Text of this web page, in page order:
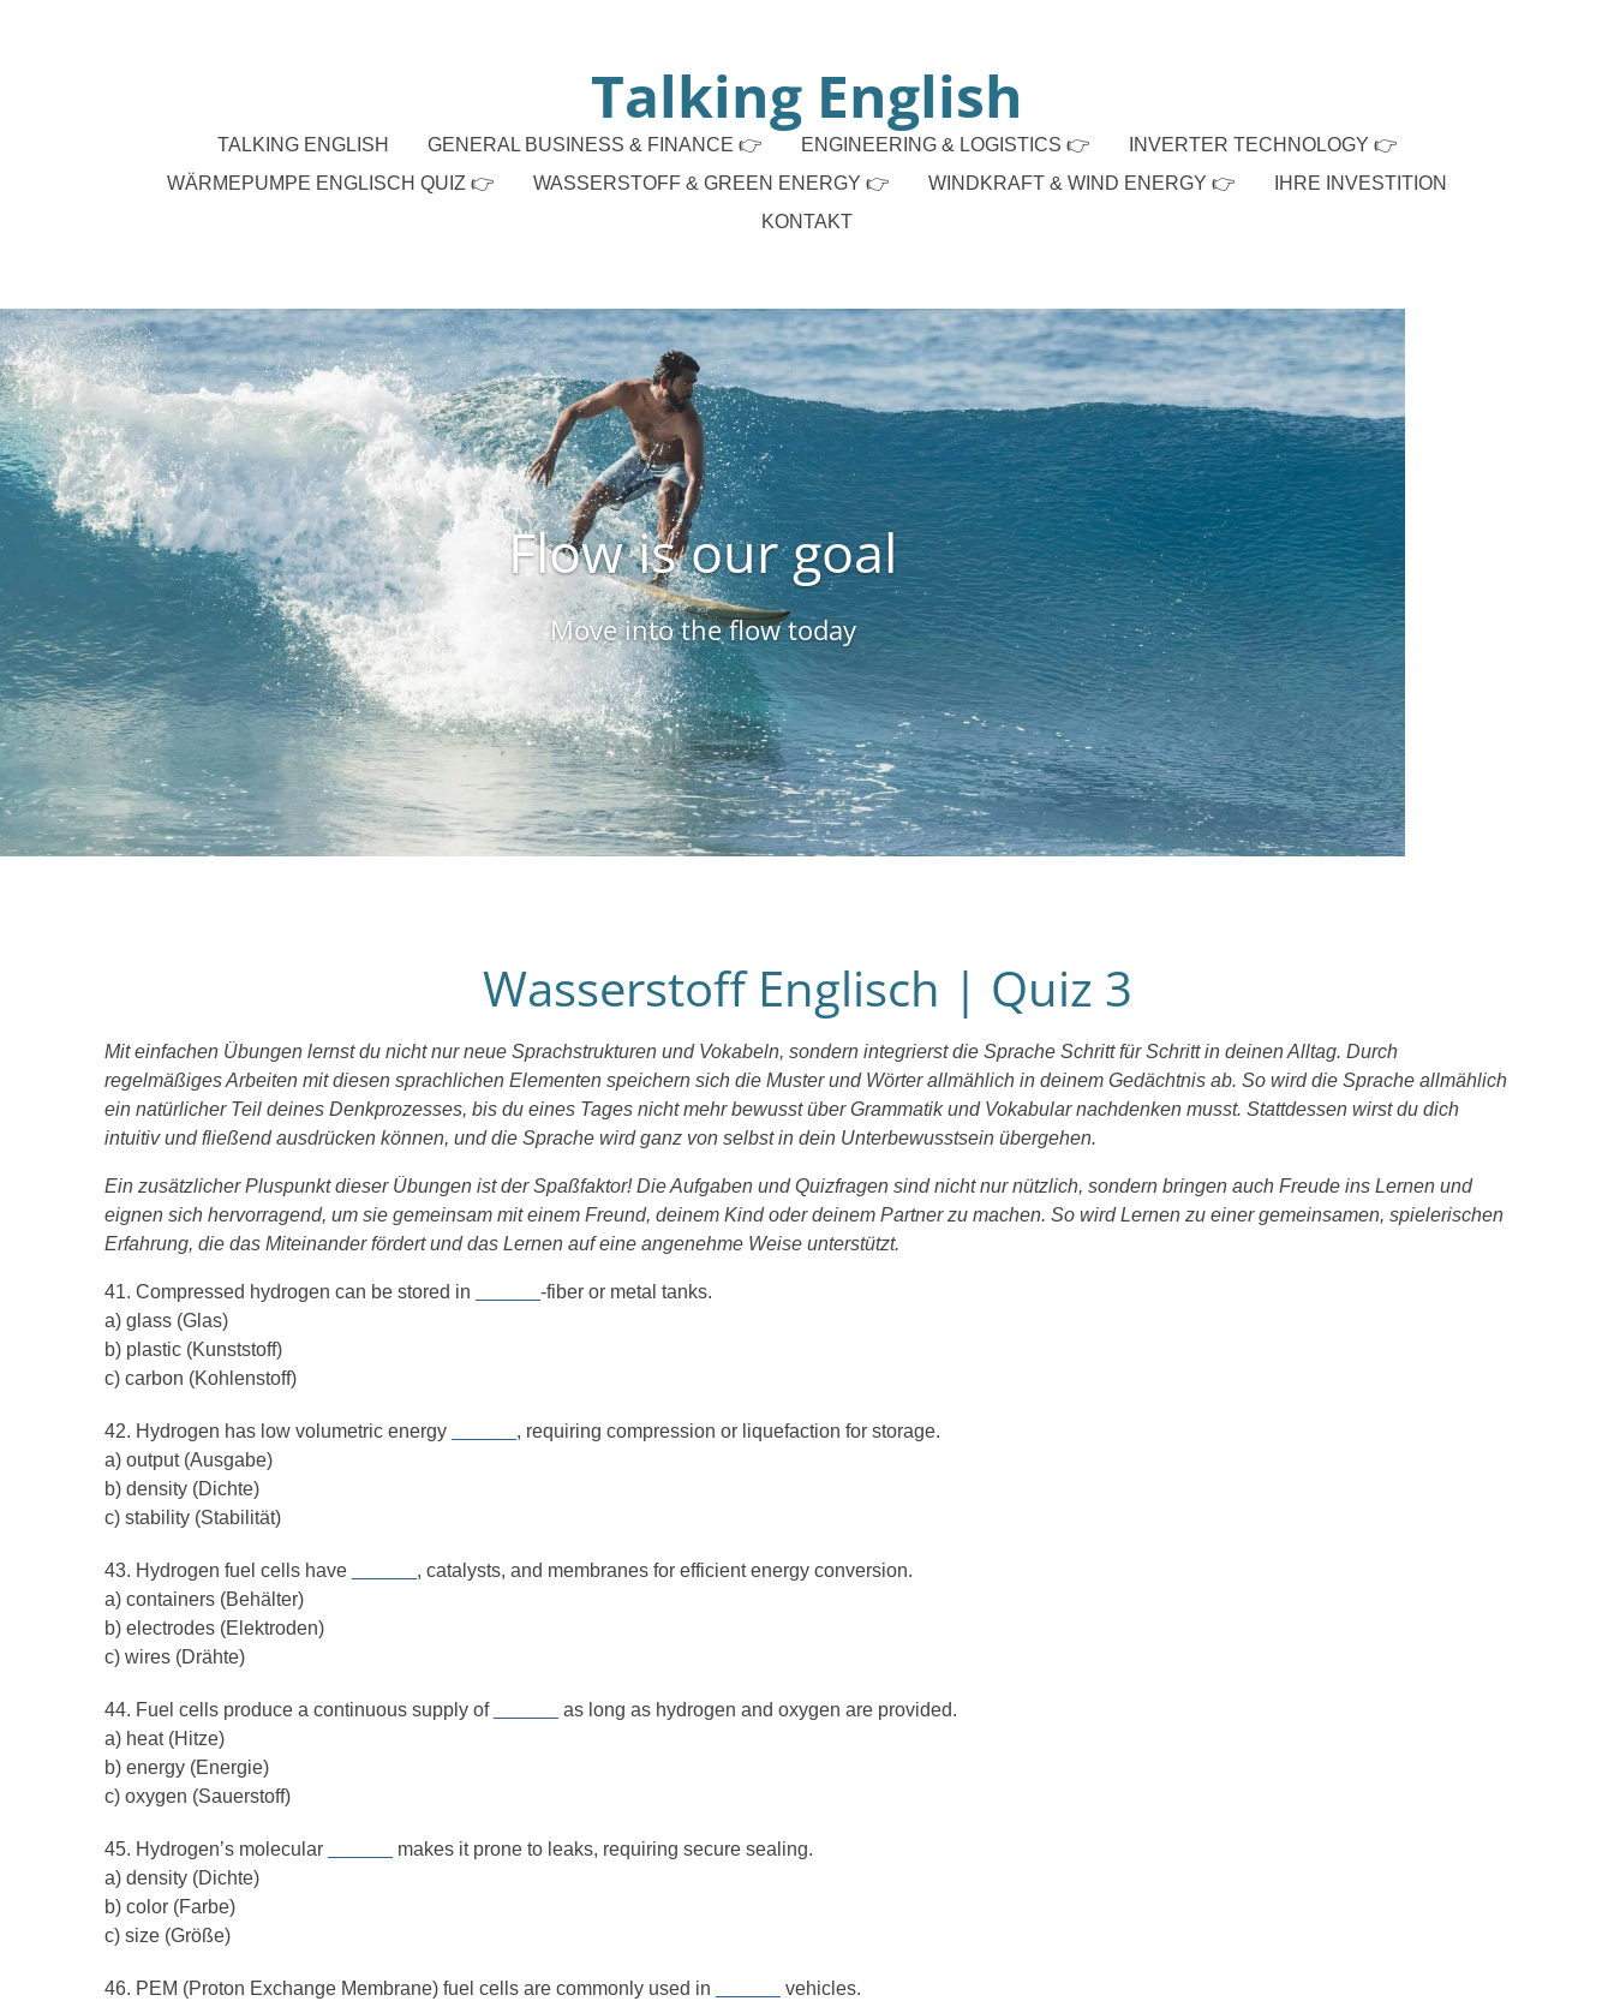
Talking English
TALKING ENGLISH GENERAL BUSINESS & FINANCE 👉 ENGINEERING & LOGISTICS 👉
INVERTER TECHNOLOGY 👉
WÄRMEPUMPE ENGLISCH QUIZ 👉
WASSERSTOFF & GREEN ENERGY 👉 WINDKRAFT & WIND ENERGY 👉
IHRE INVESTITION
KONTAKT
Flow is our goal
Move into the flow today
Wasserstoff Englisch | Quiz 3
Mit einfachen Übungen lernst du nicht nur neue Sprachstrukturen und Vokabeln, sondern integrierst die Sprache Schritt für Schritt in deinen Alltag. Durch
regelmäßiges Arbeiten mit diesen sprachlichen Elementen speichern sich die Muster und Wörter allmählich in deinem Gedächtnis ab. So wird die Sprache allmählich
ein natürlicher Teil deines Denkprozesses, bis du eines Tages nicht mehr bewusst über Grammatik und Vokabular nachdenken musst. Stattdessen wirst du dich
intuitiv und fließend ausdrücken können, und die Sprache wird ganz von selbst in dein Unterbewusstsein übergehen.
Ein zusätzlicher Pluspunkt dieser Übungen ist der Spaßfaktor! Die Aufgaben und Quizfragen sind nicht nur nützlich, sondern bringen auch Freude ins Lernen und
eignen sich hervorragend, um sie gemeinsam mit einem Freund, deinem Kind oder deinem Partner zu machen. So wird Lernen zu einer gemeinsamen, spielerischen
Erfahrung, die das Miteinander fördert und das Lernen auf eine angenehme Weise unterstützt.
41. Compressed hydrogen can be stored in
-fiber or metal tanks.
a) glass (Glas)
b) plastic (Kunststoff)
c) carbon (Kohlenstoff)
42. Hydrogen has low volumetric energy
, requiring compression or liquefaction for storage.
a) output (Ausgabe)
b) density (Dichte)
c) stability (Stabilität)
43. Hydrogen fuel cells have
, catalysts, and membranes for efficient energy conversion.
a) containers (Behälter)
b) electrodes (Elektroden)
c) wires (Drähte)
44. Fuel cells produce a continuous supply of
as long as hydrogen and oxygen are provided.
a) heat (Hitze)
b) energy (Energie)
c) oxygen (Sauerstoff)
45. Hydrogen’s molecular
makes it prone to leaks, requiring secure sealing.
a) density (Dichte)
b) color (Farbe)
c) size (Größe)
46. PEM (Proton Exchange Membrane) fuel cells are commonly used in
vehicles.